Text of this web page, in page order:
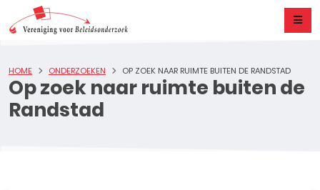
Op zoek naar ruimte buiten de
Randstad
HOME ONDERZOEKEN OP ZOEK NAAR RUIMTE BUITEN DE RANDSTAD